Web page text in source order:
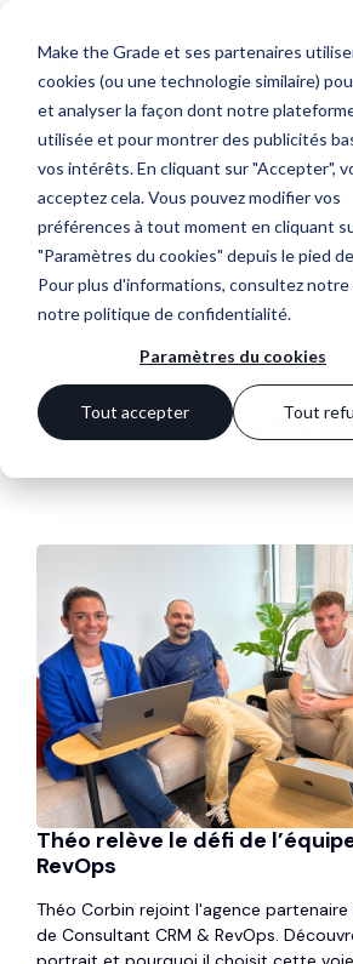
Make the Grade et ses partenaires
cookies (ou une technologie similaire)
et analyser la façon dont notre
utilisée et pour montrer des publicités
vos intérêts. En cliquant sur "Accepter",
acceptez cela. Vous pouvez modifier vos
préférences à tout moment en cliquant
"Paramètres du cookies" depuis le pied
Pour plus d'informations, consultez notre
notre politique de confidentialité.
Paramètres du cookies
Tout accepter Tout
Backstages
Tous People Culture Social
Backstages
Théo relève le défi de
RevOps
Théo Corbin rejoint l'agence
de Consultant CRM & RevOps.